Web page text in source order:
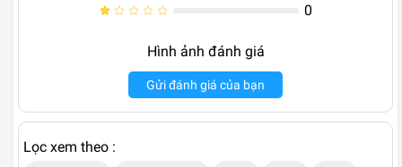
0
Hình ảnh đánh giá
Gửi đánh giá của bạn
Lọc xem theo :